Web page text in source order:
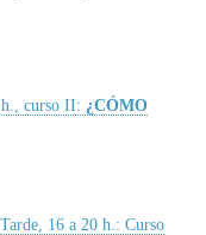
curso II: ¿CÓMO
Tarde, 16 a 20 h.: Curso